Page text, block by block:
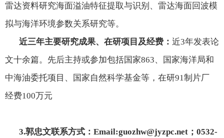
雷达资料研究海面溢油特征提取与识别、雷达海面回波模
拟与海洋环境参数关系研究等。
近三年主要研究成果、在研项目及经费： 近3年发表论
文十余篇。先后主持或参加包括国家863、国家海洋局和
中海油委托项目、国家自然科学基金等，在研91制片厂
经费100万元
3.郭忠文联系方式： Email:guozhw@jyzpc.net ； 0532-